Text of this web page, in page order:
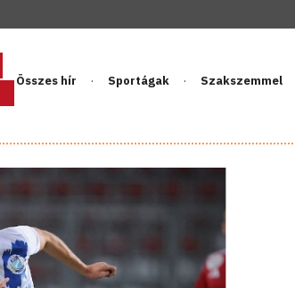
Összes hír Sportágak Szakszemmel